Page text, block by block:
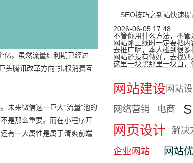
SEO技巧之新站快速
2026-06-05 17:48
不管你用什么方法，不管
网站刚上线时一定要把
去推广呢，本人碰到很多
网站还没有做好，去找
这里一块黑那里一块白，
网站建设 网站
网络营销 电商
网页设计 解决
企业网站 网站
亿。虽然流量红利期已经过
头腾讯改革方向“扎根消费互
未来微信这一巨大“流量”池的
是那么重要。而在小程序开
有一大属性是属于清爽前端